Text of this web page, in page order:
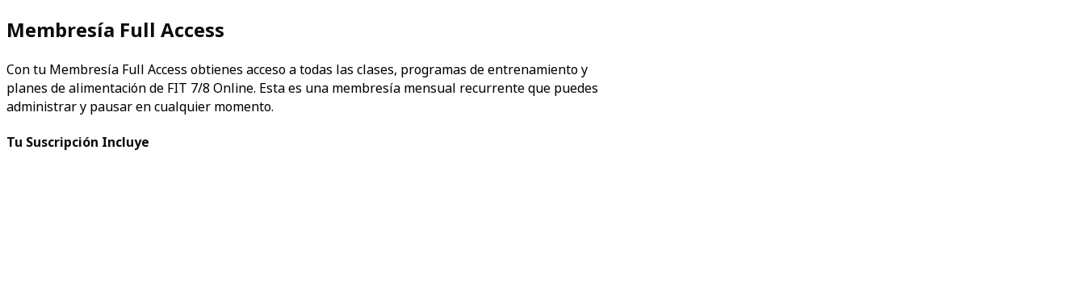
Membresía Full Access
Con tu Membresía Full Access obtienes acceso a todas las clases, programas de entrenamiento y
planes de alimentación de FIT 7/8 Online. Esta es una membresía mensual recurrente que puedes
administrar y pausar en cualquier momento.
Tu Suscripción Incluye